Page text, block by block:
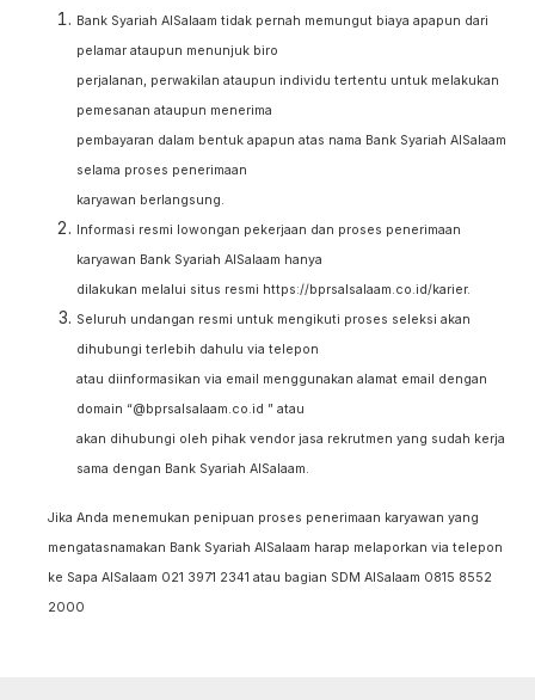
Bank Syariah AlSalaam tidak pernah memungut biaya apapun dari
pelamar ataupun menunjuk biro
perjalanan, perwakilan ataupun individu tertentu untuk melakukan
pemesanan ataupun menerima
pembayaran dalam bentuk apapun atas nama Bank Syariah AlSalaam
selama proses penerimaan
karyawan berlangsung.
Informasi resmi lowongan pekerjaan dan proses penerimaan
karyawan Bank Syariah AlSalaam hanya
dilakukan melalui situs resmi https://bprsalsalaam.co.id/karier.
Seluruh undangan resmi untuk mengikuti proses seleksi akan
dihubungi terlebih dahulu via telepon
atau diinformasikan via email menggunakan alamat email dengan
domain “@bprsalsalaam.co.id ” atau
akan dihubungi oleh pihak vendor jasa rekrutmen yang sudah kerja
sama dengan Bank Syariah AlSalaam.
Jika Anda menemukan penipuan proses penerimaan karyawan yang
mengatasnamakan Bank Syariah AlSalaam harap melaporkan via telepon
ke Sapa AlSalaam 021 3971 2341 atau bagian SDM AlSalaam 0815 8552
2000